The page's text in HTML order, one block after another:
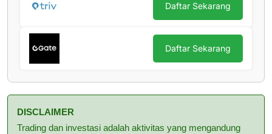
Daftar Sekarang
Daftar Sekarang
DISCLAIMER
Trading dan investasi adalah aktivitas yang mengandung